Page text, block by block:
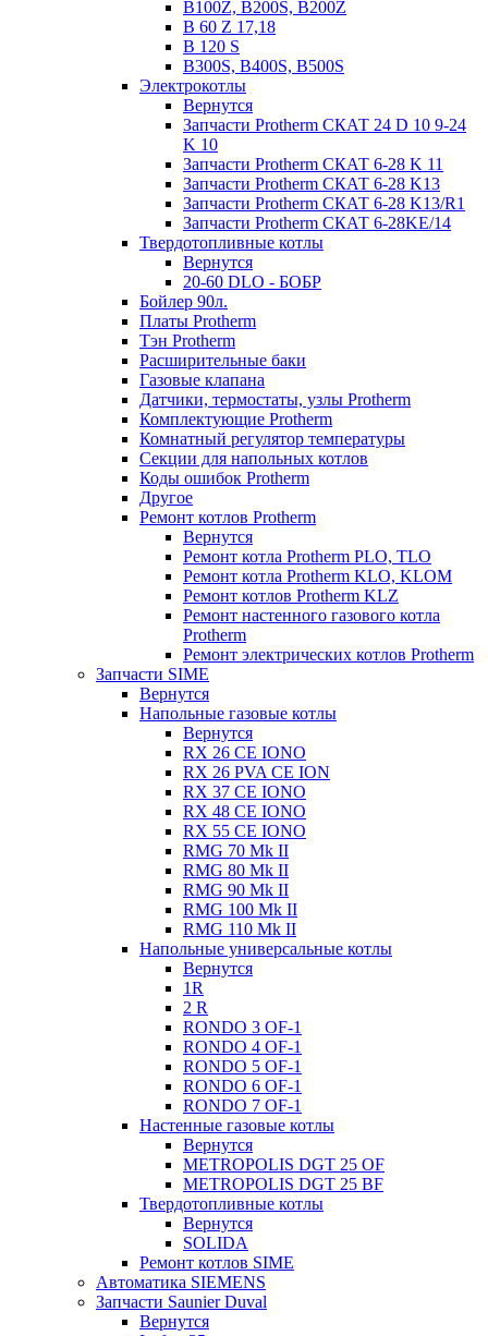
B100Z, B200S, B200Z
B 60 Z 17,18
B 120 S
B300S, B400S, B500S
Электрокотлы
Вернутся
Запчасти Protherm СКАТ 24 D 10 9-24
K 10
Запчасти Protherm СКАТ 6-28 K 11
Запчасти Protherm СКАТ 6-28 K13
Запчасти Protherm СКАТ 6-28 K13/R1
Запчасти Protherm СКАТ 6-28KE/14
Твердотопливные котлы
Вернутся
20-60 DLO - БОБР
Бойлер 90л.
Платы Protherm
Тэн Protherm
Расширительные баки
Газовые клапана
Датчики, термостаты, узлы Protherm
Комплектующие Protherm
Комнатный регулятор температуры
Секции для напольных котлов
Коды ошибок Protherm
Другое
Ремонт котлов Protherm
Вернутся
Ремонт котла Protherm PLO, TLO
Ремонт котла Protherm KLO, KLOM
Ремонт котлов Protherm KLZ
Ремонт настенного газового котла
Protherm
Ремонт электрических котлов Protherm
Запчасти SIME
Вернутся
Напольные газовые котлы
Вернутся
RX 26 CE IONO
RX 26 PVA CE ION
RX 37 CE IONO
RX 48 CE IONO
RX 55 CE IONO
RMG 70 Mk II
RMG 80 Mk II
RMG 90 Mk II
RMG 100 Mk II
RMG 110 Mk II
Напольные универсальные котлы
Вернутся
1R
2 R
RONDO 3 OF-1
RONDO 4 OF-1
RONDO 5 OF-1
RONDO 6 OF-1
RONDO 7 OF-1
Настенные газовые котлы
Вернутся
METROPOLIS DGT 25 OF
METROPOLIS DGT 25 BF
Твердотопливные котлы
Вернутся
SOLIDA
Ремонт котлов SIME
Автоматика SIEMENS
Запчасти Saunier Duval
Вернутся